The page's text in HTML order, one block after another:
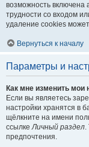
возможность
трудности со входом
удаление cookies
Вернуться к началу
Параметры и
Как мне изменить мои
Если вы являетесь
настройки хранятся в
щёлкните на имени
ссылкеЛичный раздел.
предпочтения.